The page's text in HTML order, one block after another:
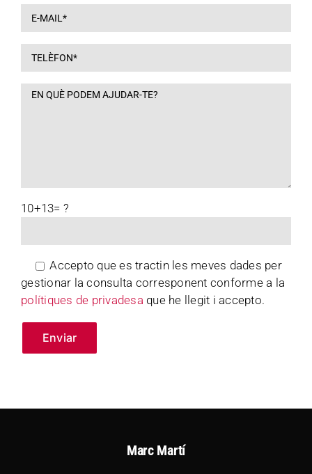
10+13= ?
Accepto que es tractin les meves dades per
gestionar la consulta corresponent conforme a la
polítiques de privadesa que he llegit i accepto.
Marc Martí